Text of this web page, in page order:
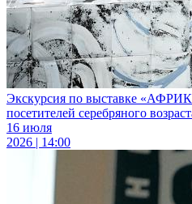
Экскурсия по выставке
посетителей серебряного
16 июля
2026 | 14:00